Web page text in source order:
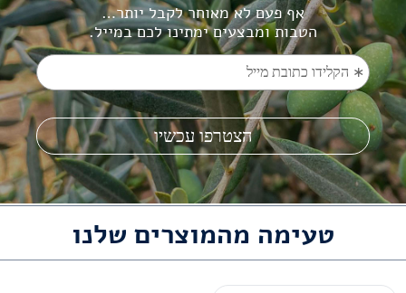
אף פעם לא מאוחר לקבל יותר…
הטבות ומבצעים ימתינו לכם במייל.
טעימה מהמוצרים שלנו